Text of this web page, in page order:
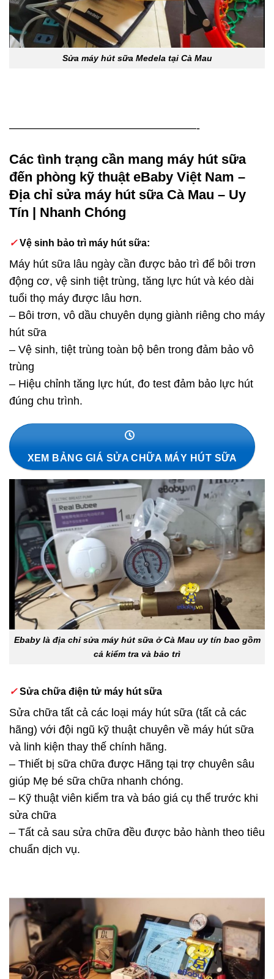
Sửa máy hút sữa Medela tại Cà Mau
—————————————————-
Các tình trạng cần mang máy hút sữa
đến phòng kỹ thuật eBaby Việt Nam –
Địa chỉ sửa máy hút sữa Cà Mau – Uy
Tín | Nhanh Chóng
✓Vệ sinh bảo trì máy hút sữa:
Máy hút sữa lâu ngày cần được bảo trì để bôi trơn
động cơ, vệ sinh tiệt trùng, tăng lực hút và kéo dài
tuổi thọ máy được lâu hơn.
– Bôi trơn, vô dầu chuyên dụng giành riêng cho máy
hút sữa
– Vệ sinh, tiệt trùng toàn bộ bên trong đảm bảo vô
trùng
– Hiệu chỉnh tăng lực hút, đo test đảm bảo lực hút
đúng chu trình.
XEM BẢNG GIÁ SỬA CHỮA MÁY HÚT SỮA
Ebaby là địa chỉ sửa máy hút sữa ở Cà Mau uy tín bao gồm
cả kiểm tra và bảo trì
✓Sửa chữa điện tử máy hút sữa
Sửa chữa tất cả các loại máy hút sữa (tất cả các
hãng) với đội ngũ kỹ thuật chuyên về máy hút sữa
và linh kiện thay thế chính hãng.
– Thiết bị sữa chữa được Hãng tại trợ chuyên sâu
giúp Mẹ bé sữa chữa nhanh chóng.
– Kỹ thuật viên kiểm tra và báo giá cụ thể trước khi
sửa chữa
– Tất cả sau sửa chữa đều được bảo hành theo tiêu
chuẩn dịch vụ.